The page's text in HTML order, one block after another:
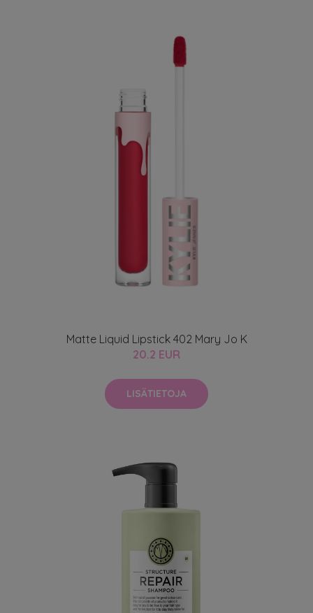
Matte Liquid Lipstick 402 Mary Jo K
20.2 EUR
LISÄTIETOJA